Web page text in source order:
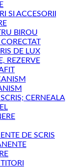
SI ACCESORII
BIROU
DE LUX
REZERVE
CERNEALA
DE SCRIS